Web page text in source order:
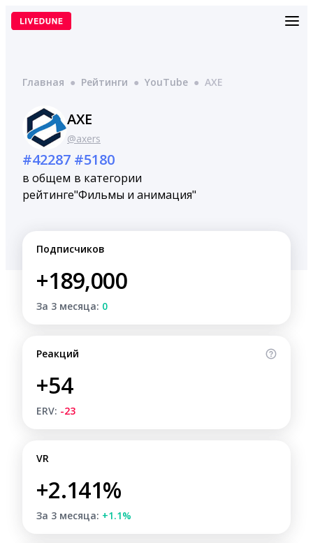
Перейти
Главная ● Рейтинги ● YouTube ● AXE
AXE
@axers
#42287
в общем
рейтинге
#5180
в категории
"Фильмы и анимация"
Подписчиков
+189,000
За 3 месяца: 0
Реакций
+54
ERV: -23
VR
+2.141%
За 3 месяца: +1.1%